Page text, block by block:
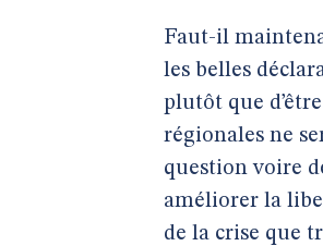
Faut-il
les belles
plutôt que
régionales ne
question voire
améliorer la
de la crise que